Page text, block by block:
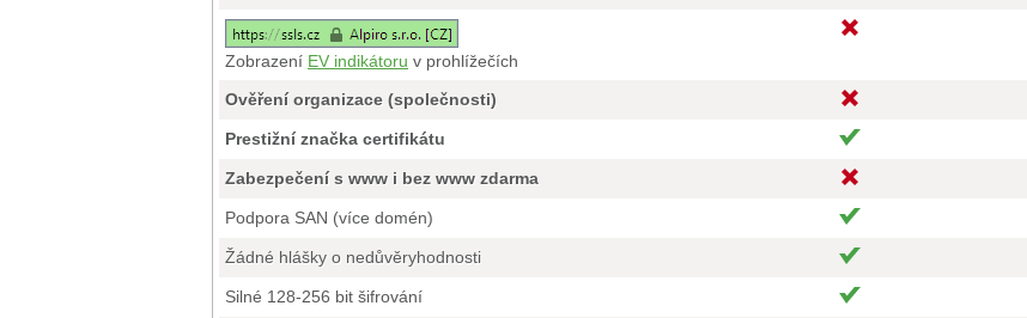
Zobrazení EV indikátoru v prohlížečích
Ověření organizace (společnosti)
Prestižní značka certifikátu
Zabezpečení s www i bez www zdarma
Podpora SAN (více domén)
Žádné hlášky o nedůvěryhodnosti
Silné 128-256 bit šifrování